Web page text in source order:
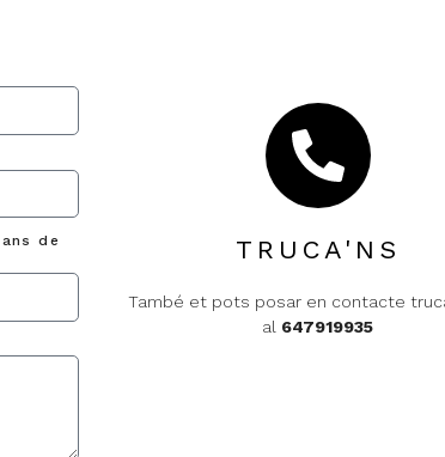
de
TRUCA'NS
També et pots posar en contacte
al 647919935